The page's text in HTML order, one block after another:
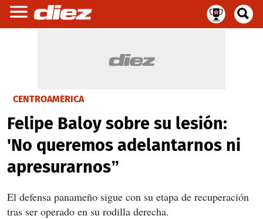
CENTROAMÉRICA
Felipe Baloy sobre su lesión:
'No queremos adelantarnos ni
apresurarnos”
El defensa panameño sigue con su etapa de recuperación
tras ser operado en su rodilla derecha.